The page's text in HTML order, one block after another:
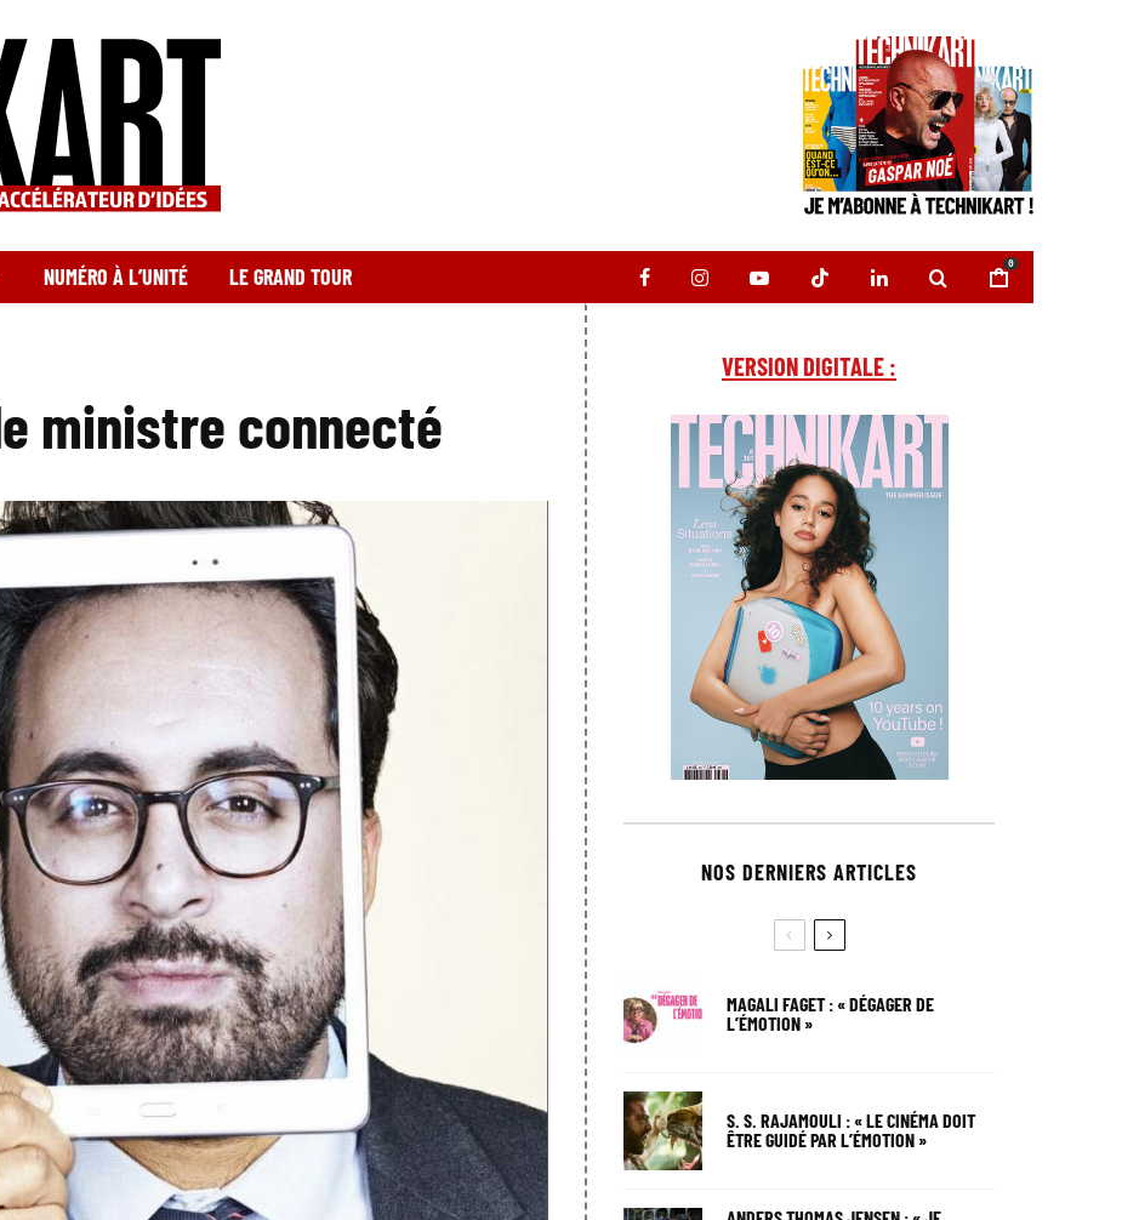
NUMÉRO À L’UNITÉ LE GRAND TOUR 0
ministre connecté
VERSION DIGITALE :
NOS DERNIERS ARTICLES
MAGALI FAGET : « DÉGAGER DE
L’ÉMOTION »
S. S. RAJAMOULI : « LE CINÉMA DOIT
ÊTRE GUIDÉ PAR L’ÉMOTION »